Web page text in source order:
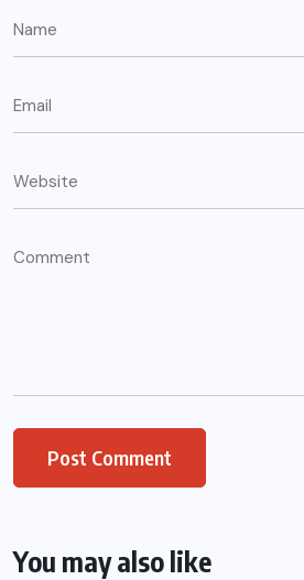
You may also like